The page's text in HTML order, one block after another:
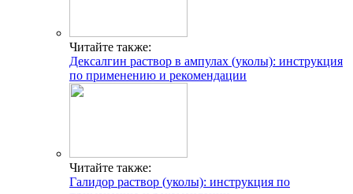
Читайте также:
Дексалгин раствор в ампулах (уколы): инструкция
по применению и рекомендации
Читайте также:
Галидор раствор (уколы): инструкция по